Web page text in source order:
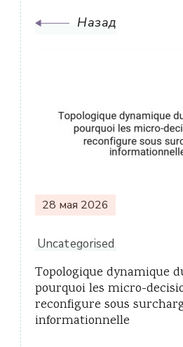
Назад
28 мая 2026
Uncategorised
Topologique dynamique
pourquoi les micro-
reconfigure sous
informationnelle